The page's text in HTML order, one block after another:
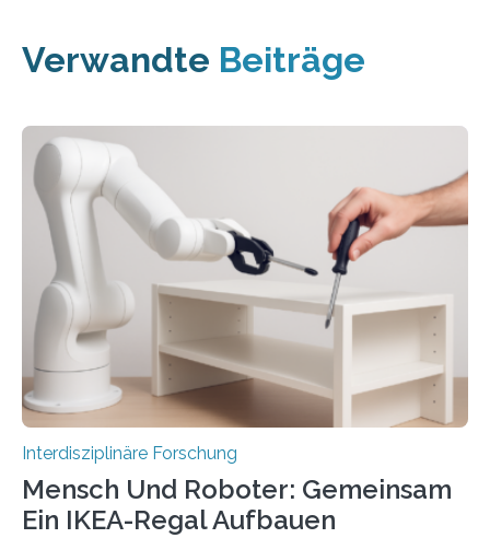
Verwandte Beiträge
Interdisziplinäre Forschung
Mensch Und Roboter: Gemeinsam
Ein IKEA-Regal Aufbauen